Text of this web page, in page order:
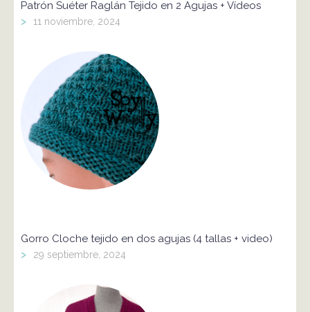
Patrón Suéter Raglán Tejido en 2 Agujas + Vídeos
> 11 noviembre, 2024
Gorro Cloche tejido en dos agujas (4 tallas + video)
> 29 septiembre, 2024